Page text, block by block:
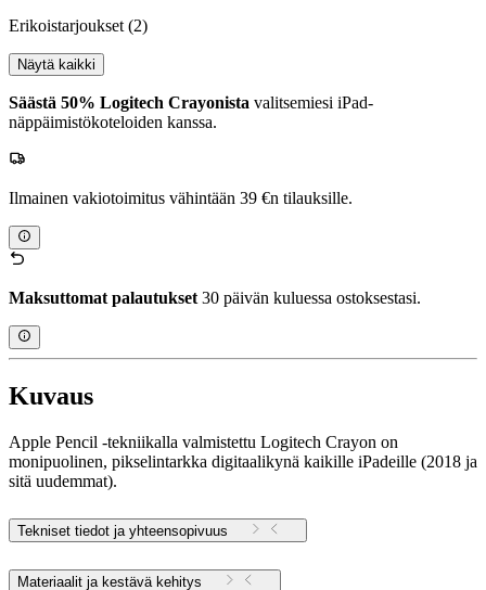
Erikoistarjoukset (2)
Näytä kaikki
Säästä 50% Logitech Crayonista valitsemiesi iPad-
näppäimistökoteloiden kanssa.
Ilmainen vakiotoimitus vähintään 39 €n tilauksille.
Maksuttomat palautukset 30 päivän kuluessa ostoksestasi.
Kuvaus
Apple Pencil -tekniikalla valmistettu Logitech Crayon on
monipuolinen, pikselintarkka digitaalikynä kaikille iPadeille (2018 ja
sitä uudemmat).
Tekniset tiedot ja yhteensopivuus
Materiaalit ja kestävä kehitys